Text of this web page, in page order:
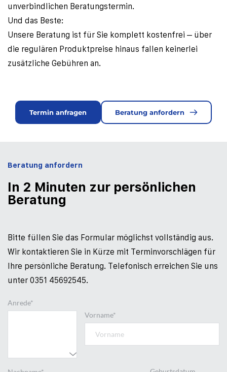
unverbindlichen Beratungstermin.
Und das Beste:
Unsere Beratung ist für Sie komplett kostenfrei – über
die regulären Produktpreise hinaus fallen keinerlei
zusätzliche Gebühren an.
Termin anfragen Beratung anfordern
Beratung anfordern
In 2 Minuten zur persönlichen
Beratung
Bitte füllen Sie das For­mular mög­lichst voll­ständig aus.
Wir kontakt­ieren Sie in Kürze mit Termin­vor­schlägen für
Ihre persön­liche Be­ratung. Tele­fonisch er­reichen Sie uns
unter 0351 45692545.
Anrede*
Vorname*